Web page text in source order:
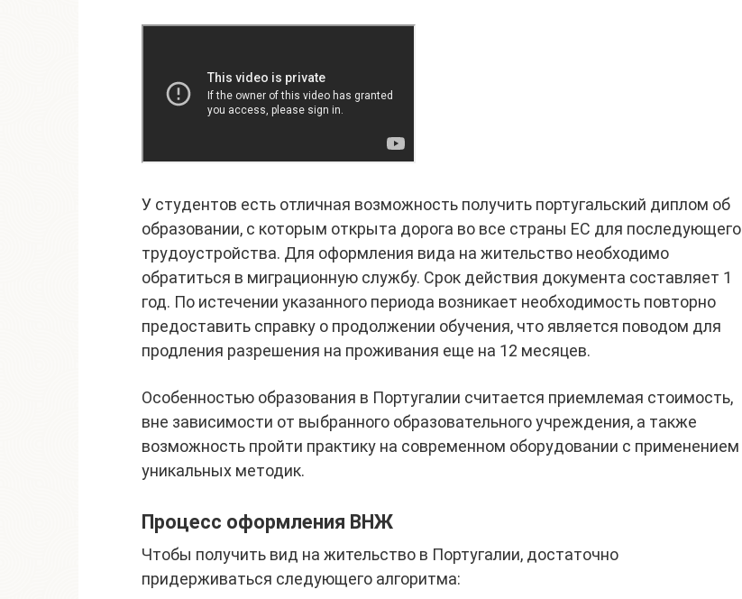
У студентов есть отличная возможность получить португальский диплом об
образовании, с которым открыта дорога во все страны ЕС для последующего
трудоустройства. Для оформления вида на жительство необходимо
обратиться в миграционную службу. Срок действия документа составляет 1
год. По истечении указанного периода возникает необходимость повторно
предоставить справку о продолжении обучения, что является поводом для
продления разрешения на проживания еще на 12 месяцев.
Особенностью образования в Португалии считается приемлемая стоимость,
вне зависимости от выбранного образовательного учреждения, а также
возможность пройти практику на современном оборудовании с применением
уникальных методик.
Процесс оформления ВНЖ
Чтобы получить вид на жительство в Португалии, достаточно
придерживаться следующего алгоритма: